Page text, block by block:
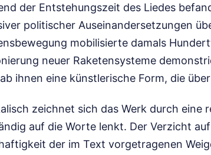
der Entstehungszeit des Liedes
politischer Auseinandersetzungen
mobilisierte damals
neuer Raketensysteme
ihnen eine künstlerische Form, die
zeichnet sich das Werk durch eine
auf die Worte lenkt. Der Verzicht
der im Text vorgetragenen